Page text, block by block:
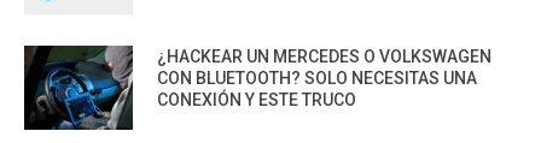
¿HACKEAR UN MERCEDES O VOLKSWAGEN
CON BLUETOOTH? SOLO NECESITAS UNA
CONEXIÓN Y ESTE TRUCO